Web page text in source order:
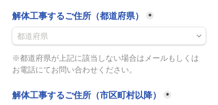
解体工事するご住所（都道府県） *
※都道府県が上記に該当しない場合はメールもしくは
お電話にてお問い合わせください。
解体工事するご住所（市区町村以降） *